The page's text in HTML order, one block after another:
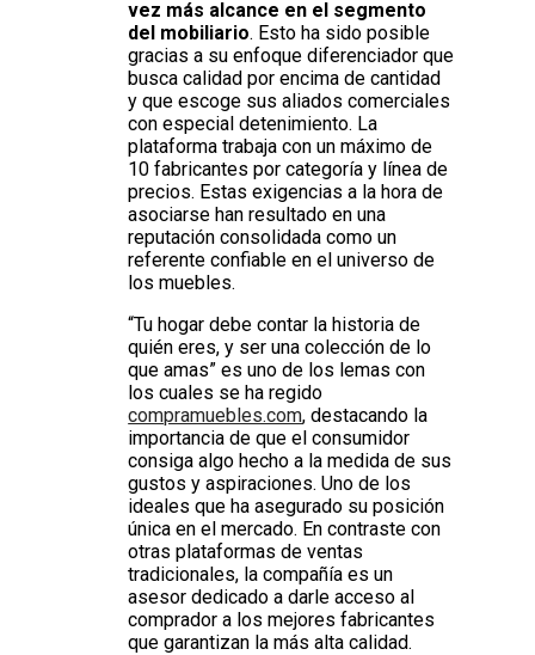
vez más alcance en el segmento
del mobiliario. Esto ha sido posible
gracias a su enfoque diferenciador que
busca calidad por encima de cantidad
y que escoge sus aliados comerciales
con especial detenimiento. La
plataforma trabaja con un máximo de
10 fabricantes por categoría y línea de
precios. Estas exigencias a la hora de
asociarse han resultado en una
reputación consolidada como un
referente confiable en el universo de
los muebles.
“Tu hogar debe contar la historia de
quién eres, y ser una colección de lo
que amas” es uno de los lemas con
los cuales se ha regido
compramuebles.com, destacando la
importancia de que el consumidor
consiga algo hecho a la medida de sus
gustos y aspiraciones. Uno de los
ideales que ha asegurado su posición
única en el mercado. En contraste con
otras plataformas de ventas
tradicionales, la compañía es un
asesor dedicado a darle acceso al
comprador a los mejores fabricantes
que garantizan la más alta calidad.